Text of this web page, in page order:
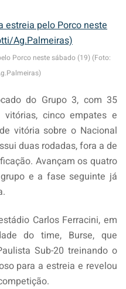
Porco neste sábado (19) (Foto:
do Grupo 3, com 35
cinco empates e
vitória sobre o Nacional
duas rodadas, fora a de
Avançam os quatro
e a fase seguinte já
Carlos Ferracini, em
do time, Burse, que
Sub-20 treinando o
para a estreia e revelou